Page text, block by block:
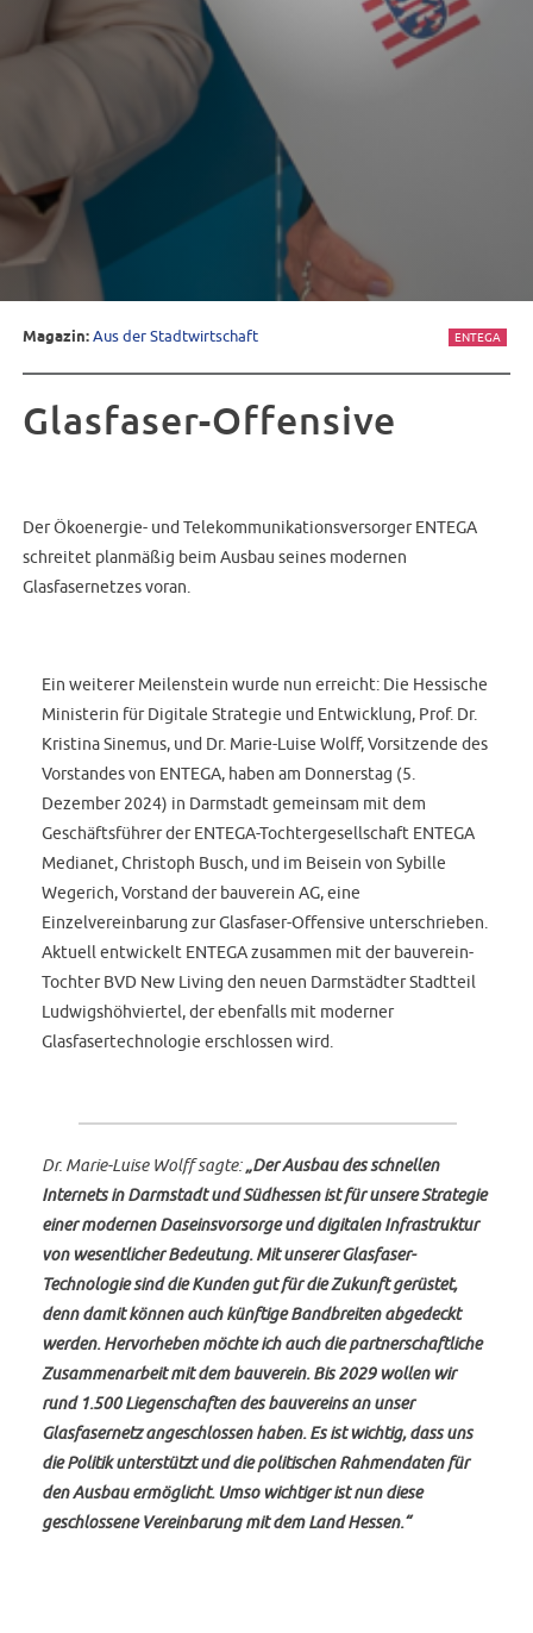
Magazin:Aus der Stadtwirtschaft ENTEGA
Glasfaser-Offensive
Der Ökoenergie- und Telekommunikationsversorger ENTEGA
schreitet planmäßig beim Ausbau seines modernen
Glasfasernetzes voran.
Ein weiterer Meilenstein wurde nun erreicht: Die Hessische
Ministerin für Digitale Strategie und Entwicklung, Prof. Dr.
Kristina Sinemus, und Dr. Marie-Luise Wolff, Vorsitzende des
Vorstandes von ENTEGA, haben am Donnerstag (5.
Dezember 2024) in Darmstadt gemeinsam mit dem
Geschäftsführer der ENTEGA-Tochtergesellschaft ENTEGA
Medianet, Christoph Busch, und im Beisein von Sybille
Wegerich, Vorstand der bauverein AG, eine
Einzelvereinbarung zur Glasfaser-Offensive unterschrieben.
Aktuell entwickelt ENTEGA zusammen mit der bauverein-
Tochter BVD New Living den neuen Darmstädter Stadtteil
Ludwigshöhviertel, der ebenfalls mit moderner
Glasfasertechnologie erschlossen wird.
Dr. Marie-Luise Wolff sagte:„Der Ausbau des schnellen
Internets in Darmstadt und Südhessen ist für unsere Strategie
einer modernen Daseinsvorsorge und digitalen Infrastruktur
von wesentlicher Bedeutung. Mit unserer Glasfaser-
Technologie sind die Kunden gut für die Zukunft gerüstet,
denn damit können auch künftige Bandbreiten abgedeckt
werden. Hervorheben möchte ich auch die partnerschaftliche
Zusammenarbeit mit dem bauverein. Bis 2029 wollen wir
rund 1.500 Liegenschaften des bauvereins an unser
Glasfasernetz angeschlossen haben. Es ist wichtig, dass uns
die Politik unterstützt und die politischen Rahmendaten für
den Ausbau ermöglicht. Umso wichtiger ist nun diese
geschlossene Vereinbarung mit dem Land Hessen.“